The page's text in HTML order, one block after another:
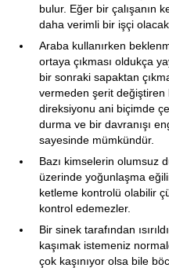
bulur. Eğer bir çalışanın
daha verimli bir işçi
Araba kullanırken
ortaya çıkması oldukça
bir sonraki sapaktan
vermeden şerit
direksiyonu ani biçimde
durma ve bir davranışı
sayesinde mümkündür.
Bazı kimselerin olumsuz
üzerinde yoğunlaşma
ketleme kontrolü olabilir
kontrol edemezler.
Bir sinek tarafından
kaşımak istemeniz
çok kaşınıyor olsa bile